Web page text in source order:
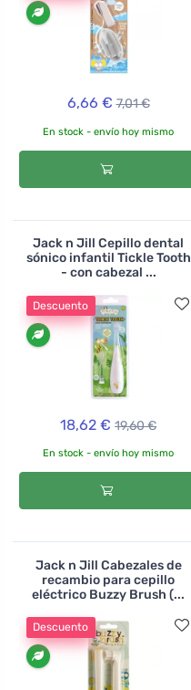
6,66 € 7,01 €
En stock - envío hoy mismo
Jack n Jill Cepillo dental
sónico infantil Tickle Tooth
- con cabezal ...
Descuento
18,62 € 19,60 €
En stock - envío hoy mismo
Jack n Jill Cabezales de
recambio para cepillo
eléctrico Buzzy Brush (...
Descuento